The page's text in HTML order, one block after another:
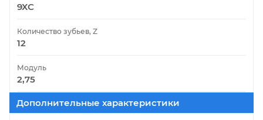
9ХС
Количество зубьев, Z
12
Модуль
2,75
Дополнительные характеристики